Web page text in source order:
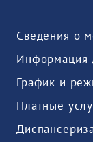
Сведения о
Информация
График и
Платные